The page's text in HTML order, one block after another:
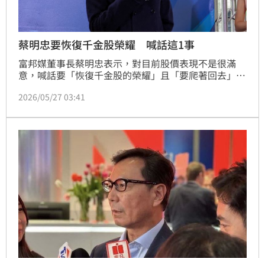
蔡明忠要恢復千金股榮耀 喊話這1事
富邦媒董事長蔡明忠表示，對目前股價表現不是很滿
意，喊話要「恢復千金股的榮耀」且「要爬著回去」；
規模，並補足科技人才缺口；他更首度向市場喊話「希
2026/05/27 03:41